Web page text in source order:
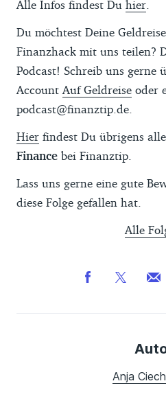
Alle Infos findest Du hier
Du möchtest Deine
Finanzhack mit uns teilen?
Podcast! Schreib uns gerne
Account Auf Geldreise oder
podcast@finanztip.de.
Hier findest Du übrigens
Finance bei Finanztip.
Lass uns gerne eine gute
diese Folge gefallen hat.
Alle
Anja